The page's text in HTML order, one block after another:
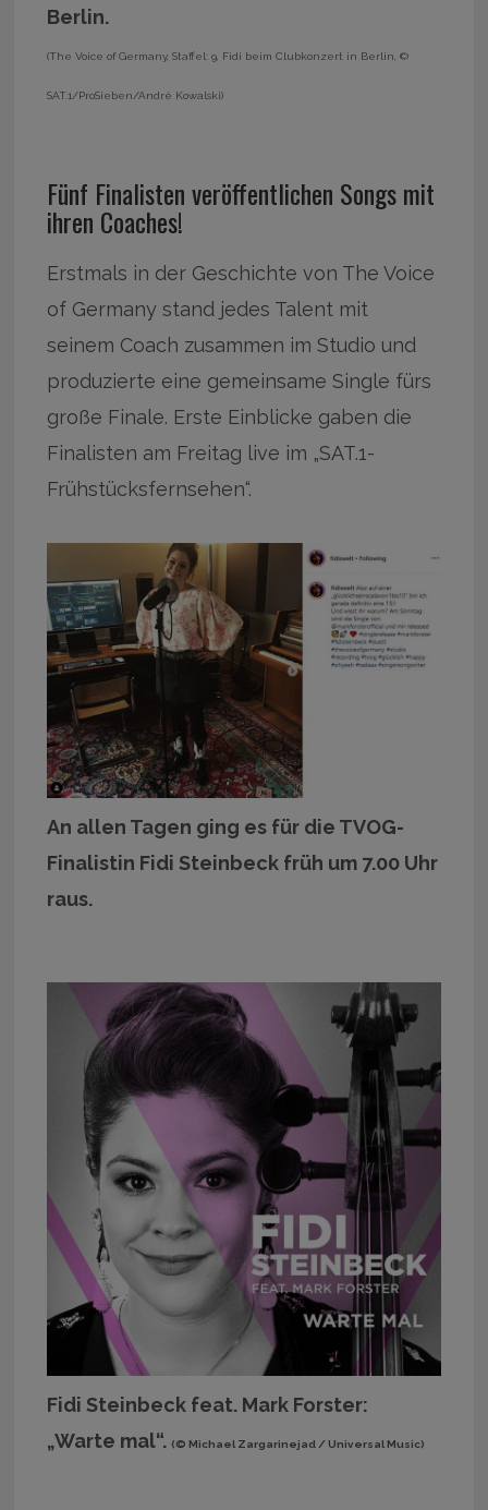
Berlin.
(The Voice of Germany, Staffel: 9, Fidi beim Clubkonzert in Berlin, ©
SAT.1/ProSieben/André Kowalski)
Fünf Finalisten veröffentlichen Songs mit
ihren Coaches!
Erstmals in der Geschichte von The Voice
of Germany stand jedes Talent mit
seinem Coach zusammen im Studio und
produzierte eine gemeinsame Single fürs
große Finale. Erste Einblicke gaben die
Finalisten am Freitag live im „SAT.1-
Frühstücksfernsehen“.
An allen Tagen ging es für die TVOG-
Finalistin Fidi Steinbeck früh um 7.00 Uhr
raus.
Fidi Steinbeck feat. Mark Forster:
„Warte mal“. (© Michael Zargarinejad / Universal Music)